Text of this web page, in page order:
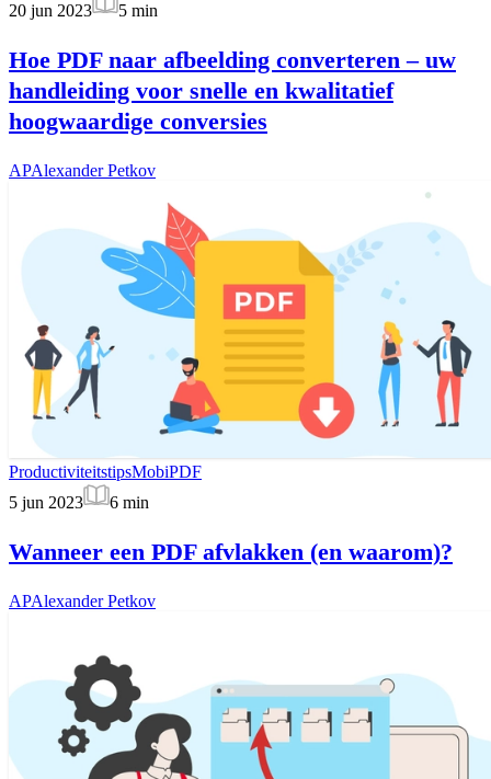
20 jun 2023
5 min
Hoe PDF naar afbeelding converteren – uw
handleiding voor snelle en kwalitatief
hoogwaardige conversies
APAlexander Petkov
ProductiviteitstipsMobiPDF
5 jun 2023
6 min
Wanneer een PDF afvlakken (en waarom)?
APAlexander Petkov